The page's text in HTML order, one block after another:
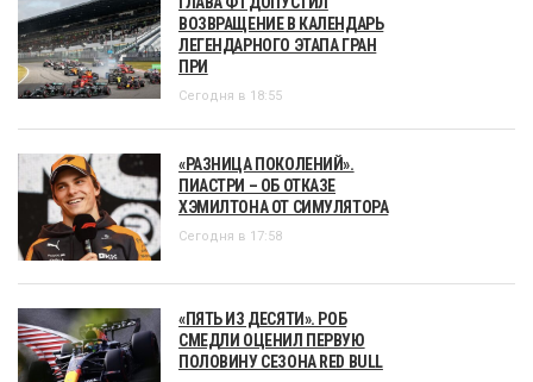
ВОЗВРАЩЕНИЕ В КАЛЕНДАРЬ
ЛЕГЕНДАРНОГО ЭТАПА ГРАН
ПРИ
Сегодня в 18:55
«РАЗНИЦА ПОКОЛЕНИЙ».
ПИАСТРИ – ОБ ОТКАЗЕ
ХЭМИЛТОНА ОТ СИМУЛЯТОРА
Сегодня в 17:58
«ПЯТЬ ИЗ ДЕСЯТИ». РОБ
СМЕДЛИ ОЦЕНИЛ ПЕРВУЮ
ПОЛОВИНУ СЕЗОНА RED BULL